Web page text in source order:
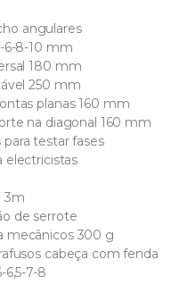
angulares
6-8-10 mm
180 mm
250 mm
planas 160 mm
na diagonal 160 mm
para testar fases
electricistas
3m
de serrote
mecânicos 300 g
cabeça com fenda
6,5-7-8